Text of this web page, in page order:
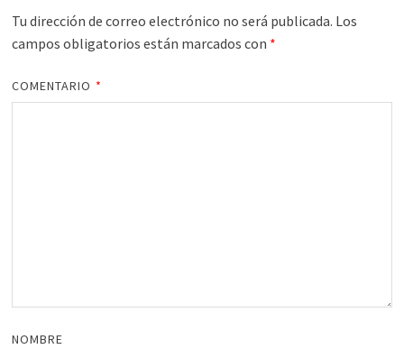
Tu dirección de correo electrónico no será publicada. Los
campos obligatorios están marcados con *
COMENTARIO *
NOMBRE